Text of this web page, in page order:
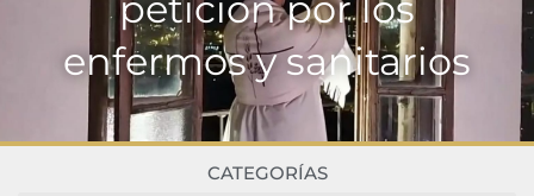
enfermos y sanitarios
CATEGORÍAS